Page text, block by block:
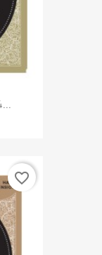
favorite_border